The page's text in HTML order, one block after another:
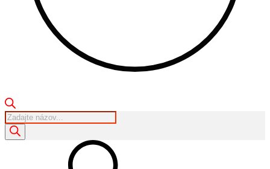
Products
search